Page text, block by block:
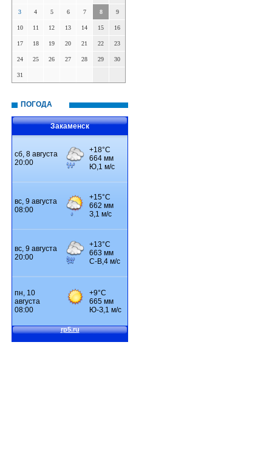
3 4 5 6 7 8 9
10 11 12 13 14 15 16
17 18 19 20 21 22 23
24 25 26 27 28 29 30
31
ПОГОДА
Закаменск